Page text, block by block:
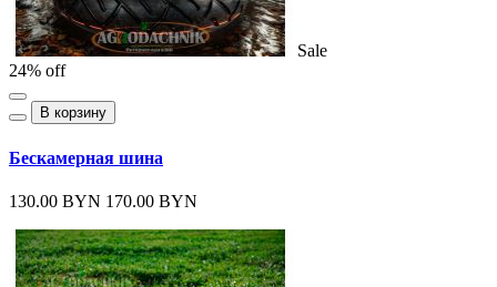
Sale
24% off
В корзину
Бескамерная шина
130.00 BYN 170.00 BYN